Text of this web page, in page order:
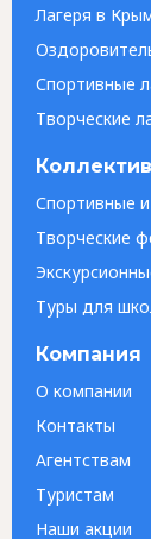
Лагеря в
Спортивные
Творческие
Спортивные
Творческие
Туры для
Компания
О компании
Контакты
Агентствам
Туристам
Наши акции